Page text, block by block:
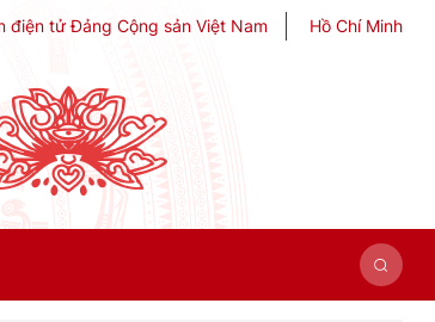
điện tử Đảng Cộng sản Việt Nam Hồ Chí Minh